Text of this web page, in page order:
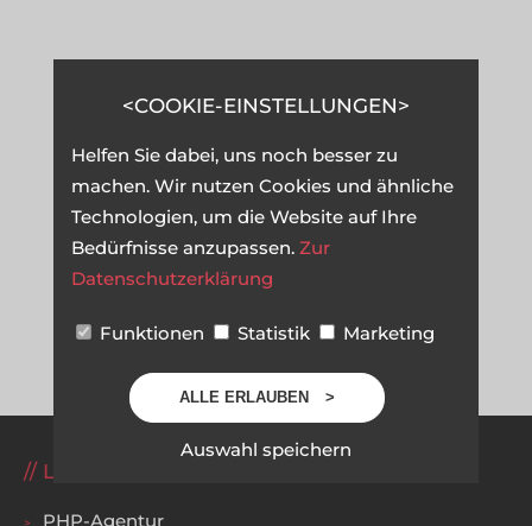
LEISTUNGEN
PHP-Agentur
COOKIE-EINSTELLUNGEN
Helfen Sie dabei, uns noch besser zu
machen. Wir nutzen Cookies und ähnliche
Technologien, um die Website auf Ihre
Bedürfnisse anzupassen. Zur
Datenschutzerklärung
Funktionen Statistik Marketing
ALLE ERLAUBEN
Auswahl speichern